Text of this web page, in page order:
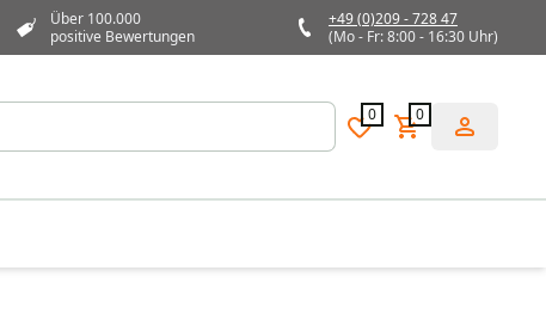
Über 100.000
positive Bewertungen
+49 (0)209 - 728 47
(Mo - Fr: 8:00 - 16:30 Uhr)
0 0